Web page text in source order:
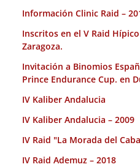
Información Clinic Raid –
Inscritos en el V Raid
Zaragoza.
Invitación a Binomios
Prince Endurance Cup. en
IV Kaliber Andalucia
IV Kaliber Andalucia – 2009
IV Raid "La Morada del
IV Raid Ademuz – 2018